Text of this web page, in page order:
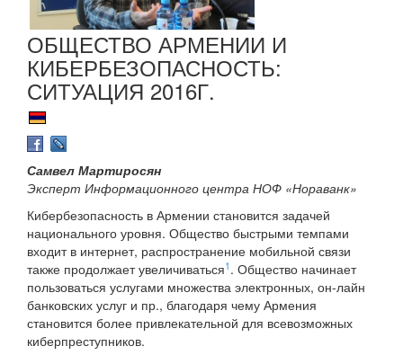
ОБЩЕСТВО АРМЕНИИ И
КИБЕРБЕЗОПАСНОСТЬ:
СИТУАЦИЯ 2016Г.
Самвел Мартиросян
Эксперт Информационного центра НОФ «Нораванк»
Кибербезопасность в Армении становится задачей
национального уровня. Общество быстрыми темпами
входит в интернет, распространение мобильной связи
также продолжает увеличиваться1 . Общество начинает
пользоваться услугами множества электронных, он-лайн
банковских услуг и пр., благодаря чему Армения
становится более привлекательной для всевозможных
киберпреступников.